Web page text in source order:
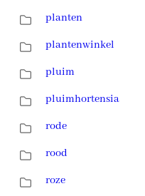
planten
plantenwinkel
pluim
pluimhortensia
rode
rood
roze